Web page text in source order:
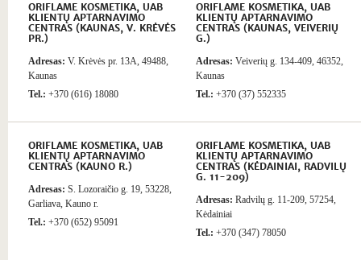
ORIFLAME KOSMETIKA, UAB
KLIENTŲ APTARNAVIMO
CENTRAS (KAUNAS, V. KRĖVĖS
PR.)
Adresas: V. Krėvės pr. 13A, 49488,
Kaunas
Tel.: +370 (616) 18080
ORIFLAME KOSMETIKA, UAB
KLIENTŲ APTARNAVIMO
CENTRAS (KAUNAS, VEIVERIŲ
G.)
Adresas: Veiverių g. 134-409, 46352,
Kaunas
Tel.: +370 (37) 552335
ORIFLAME KOSMETIKA, UAB
KLIENTŲ APTARNAVIMO
CENTRAS (KAUNO R.)
Adresas: S. Lozoraičio g. 19, 53228,
Garliava, Kauno r.
Tel.: +370 (652) 95091
ORIFLAME KOSMETIKA, UAB
KLIENTŲ APTARNAVIMO
CENTRAS (KĖDAINIAI, RADVILŲ
G. 11-209)
Adresas: Radvilų g. 11-209, 57254,
Kėdainiai
Tel.: +370 (347) 78050